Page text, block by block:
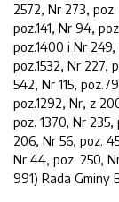
2572, Nr 273,
poz.141, Nr 94,
poz.1400 i Nr
poz.1532, Nr 227,
542, Nr 115,
poz.1292, Nr, z
poz. 1370, Nr
206, Nr 56, poz.
Nr 44, poz. 250,
991) Rada Gminy